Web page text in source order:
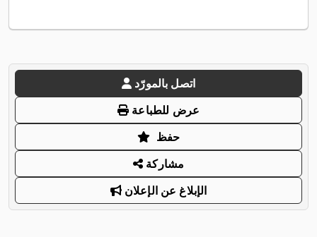
اتصل بالمورّد
عرض للطباعة
حفظ
مشاركة
الإبلاغ عن الإعلان